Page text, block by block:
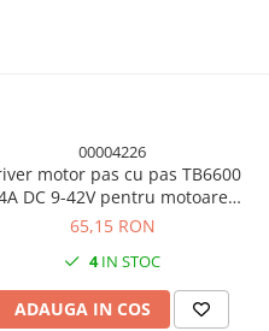
de masura
masura si testare
si electrice
lipit
00004226
motor pas cu pas TB6600
DC 9-42V pentru motoare
42/57, NEMA 17 si NEMA 23
65,15 RON
4IN STOC
ADAUGA IN COS